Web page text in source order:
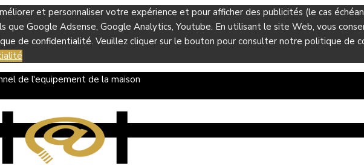
et personnaliser votre expérience et pour afficher des publicités (le cas
que Google Adsense, Google Analytics, Youtube. En utilisant le site Web, vous
de confidentialité. Veuillez cliquer sur le bouton pour consulter notre politique de
de l'equipement de la maison